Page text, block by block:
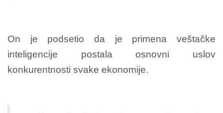
On je podsetio da je primena veštačke
inteligencije postala osnovni uslov
konkurentnosti svake ekonomije.